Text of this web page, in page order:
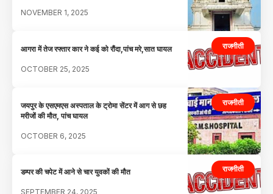
NOVEMBER 1, 2025
राजनीती
आगरा में तेज रफ्तार कार ने कई को रौंदा,पांच मरे,सात घायल
OCTOBER 25, 2025
राजनीती
जयपुर के एसएमएस अस्पताल के ट्रोमा सेंटर में आग से छह
मरीजों की मौत, पांच घायल
OCTOBER 6, 2025
राजनीती
डम्पर की चपेट में आने से चार युवकों की मौत
SEPTEMBER 24, 2025